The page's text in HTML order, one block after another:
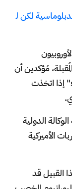
لكن ل
مُؤكدين أن
طهران يُمكنها تجنّب عقوبات "snapback" إذا اتخذت
الدولية
الأميركية
القبيل قد